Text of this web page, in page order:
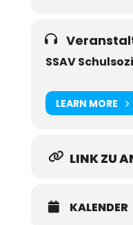
SSAV
LEARN MORE
LINK ZU
KALENDER